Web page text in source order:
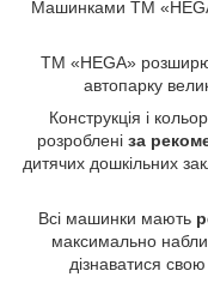
Машинками ТМ
ТМ «HEGA»
автопарку
Конструкція і
розроблені за
дитячих дошкільних
Всі машинки мають
максимально
дізнаватися